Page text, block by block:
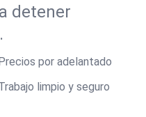
detener
por adelantado
limpio y seguro